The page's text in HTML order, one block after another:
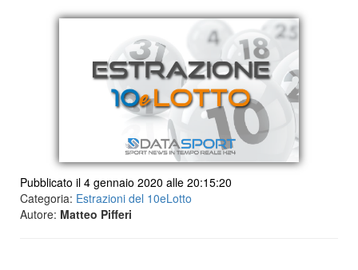
Pubblicato il 4 gennaio 2020 alle 20:15:20
Categoria: Estrazioni del 10eLotto
Autore: Matteo Pifferi